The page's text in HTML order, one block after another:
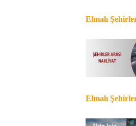
Elmalı
Elmalı